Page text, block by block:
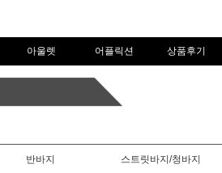
아울렛 어플릭션 상품후기
반바지 스트릿바지/청바지